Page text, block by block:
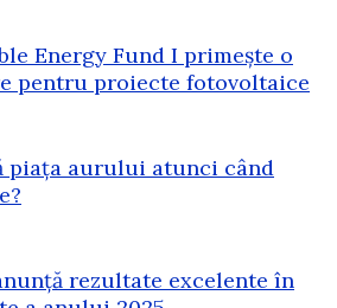
Energy Fund I primește o
pentru proiecte fotovoltaice
piața aurului atunci când
rezultate excelente în